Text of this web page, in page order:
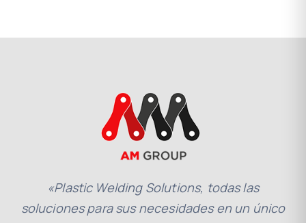
«Plastic Welding Solutions, todas las
soluciones para sus necesidades en un único